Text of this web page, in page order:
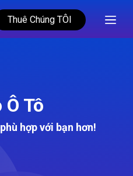
Thuê Chúng TÔI
Ô Tô
hợp với bạn hơn!